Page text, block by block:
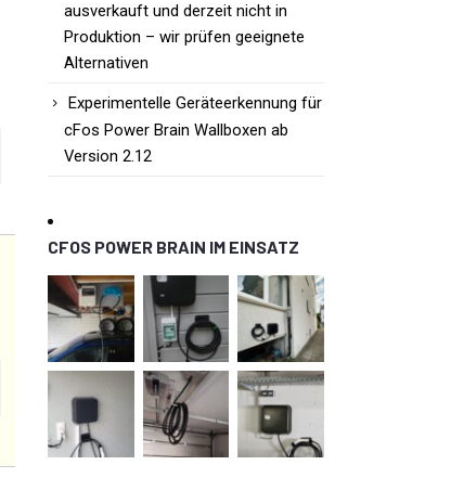
ausverkauft und derzeit nicht in
Produktion – wir prüfen geeignete
Alternativen
Experimentelle Geräteerkennung für
cFos Power Brain Wallboxen ab
Version 2.12
CFOS POWER BRAIN IM EINSATZ